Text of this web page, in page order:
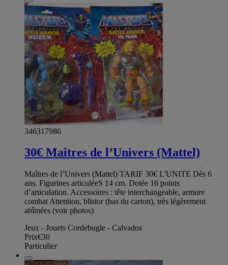
346317986
30€ Maîtres de l’Univers (Mattel)
Maîtres de l’Univers (Mattel) TARIF 30€ L'UNITE Dès 6
ans. Figurines articuléeS 14 cm. Dotée 16 points
d’articulation. Accessoires : tête interchangeable, armure
combat Attention, blistor (bas du carton), très légèrement
abîmées (voir photos)
Jeux - Jouets Cordebugle - Calvados
Prix€30
Particulier